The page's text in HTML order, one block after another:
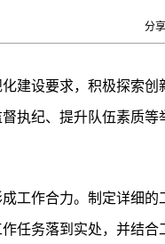
分
建设要求，积极探索创
执纪、提升队伍素质等
工作合力。制定详细的
任务落到实处，并结合